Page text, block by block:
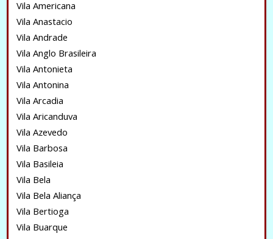
Vila Americana
Vila Anastacio
Vila Andrade
Vila Anglo Brasileira
Vila Antonieta
Vila Antonina
Vila Arcadia
Vila Aricanduva
Vila Azevedo
Vila Barbosa
Vila Basileia
Vila Bela
Vila Bela Aliança
Vila Bertioga
Vila Buarque